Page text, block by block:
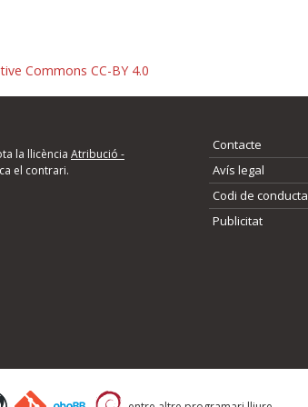
millora que
Commons CC-BY 4.0
la llicència Atribució -
el contrari.
Contacte
Avís legal
Codi de conducta
Publicitat